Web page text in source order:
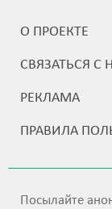
О ПРОЕКТЕ
СВЯЗАТЬСЯ С
РЕКЛАМА
ПРАВИЛА
Посылайте